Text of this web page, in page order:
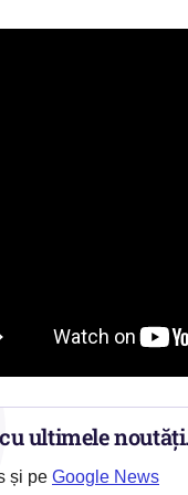
ultimele
și pe Google News